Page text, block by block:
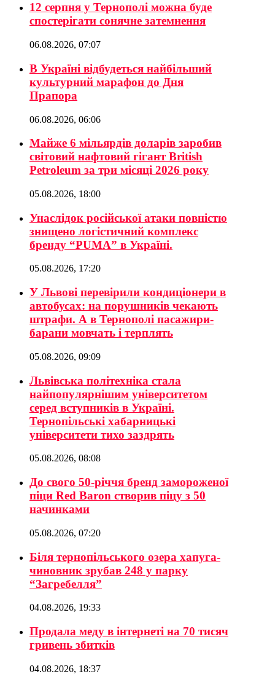
12 серпня у Тернополі можна буде
спостерігати сонячне затемнення
06.08.2026, 07:07
В Україні відбудеться найбільший
культурний марафон до Дня
Прапора
06.08.2026, 06:06
Майже 6 мільярдів доларів заробив
світовий нафтовий гігант British
Petroleum за три місяці 2026 року
05.08.2026, 18:00
Унаслідок російської атаки повністю
знищено логістичний комплекс
бренду “PUMA” в Україні.
05.08.2026, 17:20
У Львові перевірили кондиціонери в
автобусах: на порушників чекають
штрафи. А в Тернополі пасажири-
барани мовчать і терплять
05.08.2026, 09:09
Львівська політехніка стала
найпопулярнішим університетом
серед вступників в Україні.
Тернопільські хабарницькі
університети тихо заздрять
05.08.2026, 08:08
До свого 50-річчя бренд замороженої
піци Red Baron створив піцу з 50
начинками
05.08.2026, 07:20
Біля тернопільського озера хапуга-
чиновник зрубав 248 у парку
“Загребелля”
04.08.2026, 19:33
Продала меду в інтернеті на 70 тисяч
гривень збитків
04.08.2026, 18:37